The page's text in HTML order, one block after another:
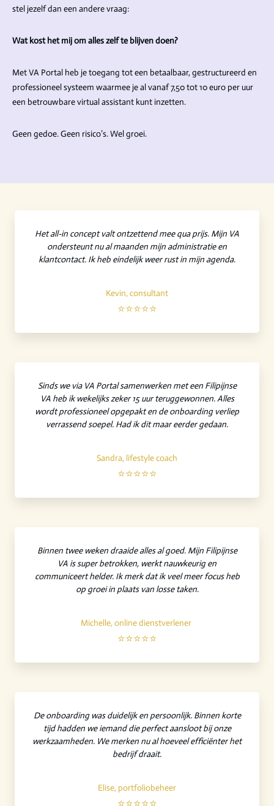
stel jezelf dan een andere vraag:
Wat kost het mij om alles zelf te blijven doen?
Met VA Portal heb je toegang tot een betaalbaar, gestructureerd en
professioneel systeem waarmee je al vanaf 7,50 tot 10 euro per uur
een betrouwbare virtual assistant kunt inzetten.
Geen gedoe. Geen risico’s. Wel groei.
Het all-in concept valt ontzettend mee qua prijs. Mijn VA
ondersteunt nu al maanden mijn administratie en
klantcontact. Ik heb eindelijk weer rust in mijn agenda.
Kevin, consultant
⭐⭐⭐⭐⭐
Sinds we via VA Portal samenwerken met een Filipijnse
VA heb ik wekelijks zeker 15 uur teruggewonnen. Alles
wordt professioneel opgepakt en de onboarding verliep
verrassend soepel. Had ik dit maar eerder gedaan.
Sandra, lifestyle coach
⭐⭐⭐⭐⭐
Binnen twee weken draaide alles al goed. Mijn Filipijnse
VA is super betrokken, werkt nauwkeurig en
communiceert helder. Ik merk dat ik veel meer focus heb
op groei in plaats van losse taken.
Michelle, online dienstverlener
⭐⭐⭐⭐⭐
De onboarding was duidelijk en persoonlijk. Binnen korte
tijd hadden we iemand die perfect aansloot bij onze
werkzaamheden. We merken nu al hoeveel efficiënter het
bedrijf draait.
Elise, portfoliobeheer